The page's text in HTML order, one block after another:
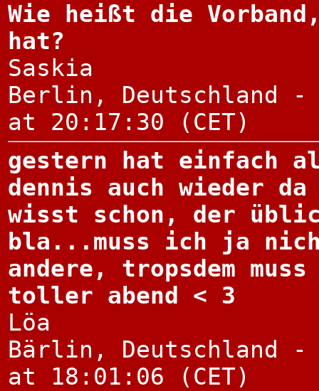
Wie heißt die
hat?
Saskia
Berlin, Deutschland -
at 20:17:30 (CET)
gestern hat einfach
dennis auch wieder
wisst schon, der
bla...muss ich ja nich
andere, tropsdem
toller abend < 3
Löa
Bärlin, Deutschland -
at 18:01:06 (CET)